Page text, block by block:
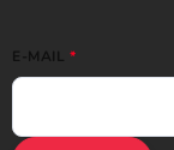
E-MAIL